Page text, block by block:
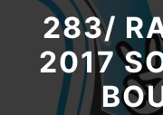
283/
2017